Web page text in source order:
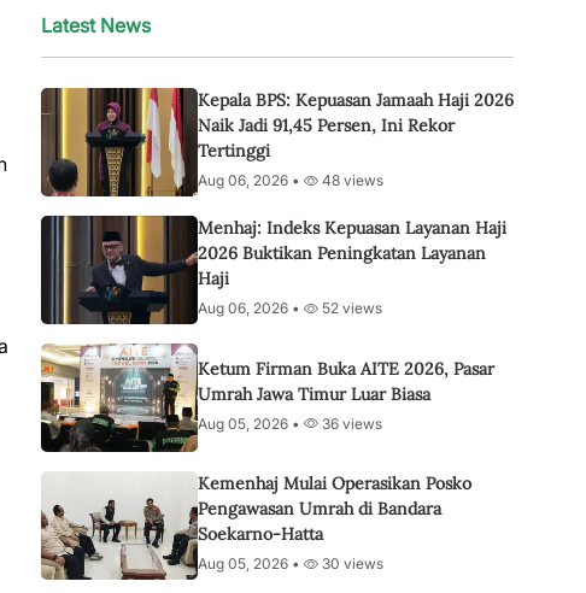
Latest News
Kepala BPS: Kepuasan Jamaah Haji 2026
Naik Jadi 91,45 Persen, Ini Rekor
Tertinggi
Aug 06, 2026 • 48 views
Menhaj: Indeks Kepuasan Layanan Haji
2026 Buktikan Peningkatan Layanan
Haji
Aug 06, 2026 • 52 views
Ketum Firman Buka AITE 2026, Pasar
Umrah Jawa Timur Luar Biasa
Aug 05, 2026 • 36 views
Kemenhaj Mulai Operasikan Posko
Pengawasan Umrah di Bandara
Soekarno-Hatta
Aug 05, 2026 • 30 views